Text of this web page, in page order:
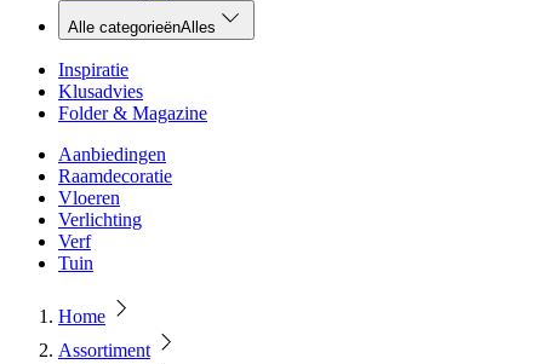
Alle categorieënAlles
Inspiratie
Klusadvies
Folder & Magazine
Aanbiedingen
Raamdecoratie
Vloeren
Verlichting
Verf
Tuin
Home
Assortiment